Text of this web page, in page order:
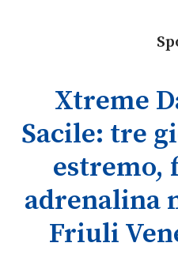
Xtreme
Sacile: tre
estremo,
adrenalina
Friuli